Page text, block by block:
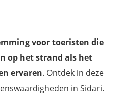
voor toeristen die
op het strand als het
ervaren. Ontdek in deze
in Sidari.